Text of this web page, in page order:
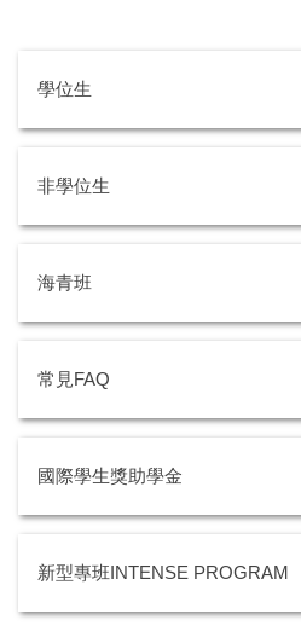
學位生
非學位生
海青班
常見FAQ
國際學生獎助學金
新型專班INTENSE PROGRAM